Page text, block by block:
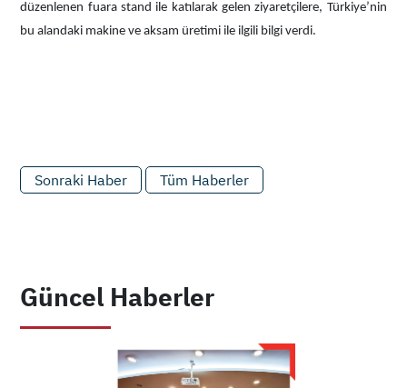
düzenlenen fuara stand ile katılarak gelen ziyaretçilere, Türkiye’nin
bu alandaki makine ve aksam üretimi ile ilgili bilgi verdi.
Sonraki Haber Tüm Haberler
Güncel Haberler